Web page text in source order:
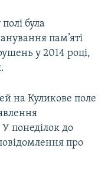
була
пам’яті
у 2014 році,
на Куликове поле
понеділок до
про